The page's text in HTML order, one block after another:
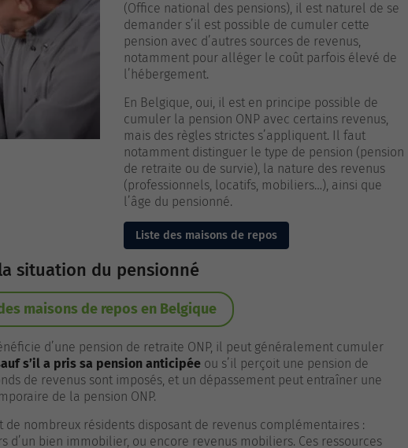
(Office national des pensions), il est naturel de se
demander s’il est possible de cumuler cette
pension avec d’autres sources de revenus,
notamment pour alléger le coût parfois élevé de
l’hébergement.
En Belgique, oui, il est en principe possible de
cumuler la pension ONP avec certains revenus,
mais des règles strictes s’appliquent. Il faut
notamment distinguer le type de pension (pension
de retraite ou de survie), la nature des revenus
(professionnels, locatifs, mobiliers…), ainsi que
l’âge du pensionné.
Liste des maisons de repos
situation du pensionné
maisons de repos en Belgique
d’une pension de retraite ONP, il peut généralement cumuler
s’il a pris sa pension anticipée ou s’il perçoit une pension de
de revenus sont imposés, et un dépassement peut entraîner une
de la pension ONP.
de nombreux résidents disposant de revenus complémentaires :
d’un bien immobilier, ou encore revenus mobiliers. Ces ressources